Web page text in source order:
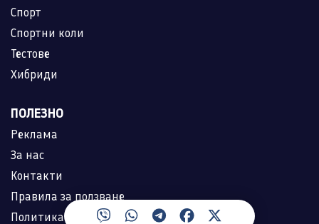
Спорт
Спортни коли
Тестове
Хибриди
ПОЛЕЗНО
Реклама
За нас
Контакти
Правила за ползване
Политика за лични данни